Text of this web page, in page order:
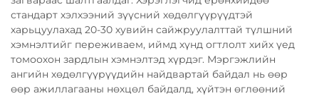
стандарт хэлхээний зүүсний хөдөлгүүрүүдтэй
харьцуулахад 20-30 хувийн сайжруулалттай түлшний
хэмнэлтийг переживаем, иймд хүнд огтлолт хийх үед
томоохон зардлын хэмнэлтэд хүрдэг. Мэргэжлийн
ангийн хөдөлгүүрүүдийн найдвартай байдал нь өөр
өөр ажиллагааны нөхцөл байдалд, хүйтэн өглөөний